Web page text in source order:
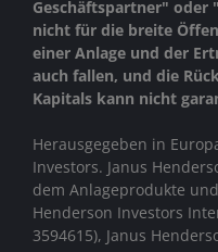
Geschäftspartner" oder
nicht für die breite
einer Anlage und der
auch fallen, und die
Kapitals kann nicht
Herausgegeben in
Investors. Janus
dem Anlageprodukte
Henderson Investors
3594615), Janus